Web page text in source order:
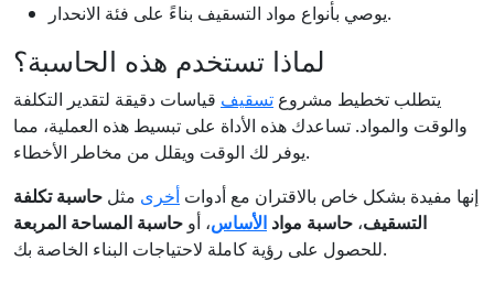
يوصي بأنواع مواد التسقيف بناءً على فئة الانحدار.
لماذا تستخدم هذه الحاسبة؟
يتطلب تخطيط مشروع تسقيف قياسات دقيقة لتقدير التكلفة
والوقت والمواد. تساعدك هذه الأداة على تبسيط هذه العملية، مما
يوفر لك الوقت ويقلل من مخاطر الأخطاء.
إنها مفيدة بشكل خاص بالاقتران مع أدوات أخرى مثل حاسبة تكلفة
التسقيف، حاسبة مواد الأساس، أو حاسبة المساحة المربعة
للحصول على رؤية كاملة لاحتياجات البناء الخاصة بك.